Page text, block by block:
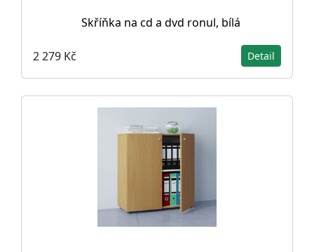
Skříňka na cd a dvd ronul, bílá
2 279 Kč Detail